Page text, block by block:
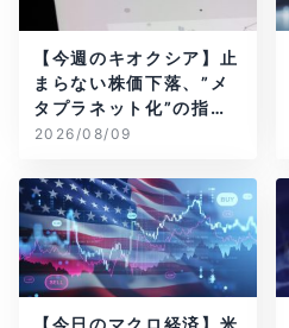
【今週のキオクシア】止
まらない株価下落、”メ
タプラネット化”の指摘
は本当？
2026/08/09
【今日のマクロ経済】米